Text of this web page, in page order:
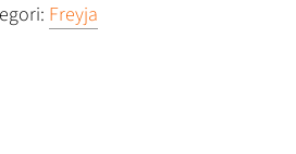
Freyja